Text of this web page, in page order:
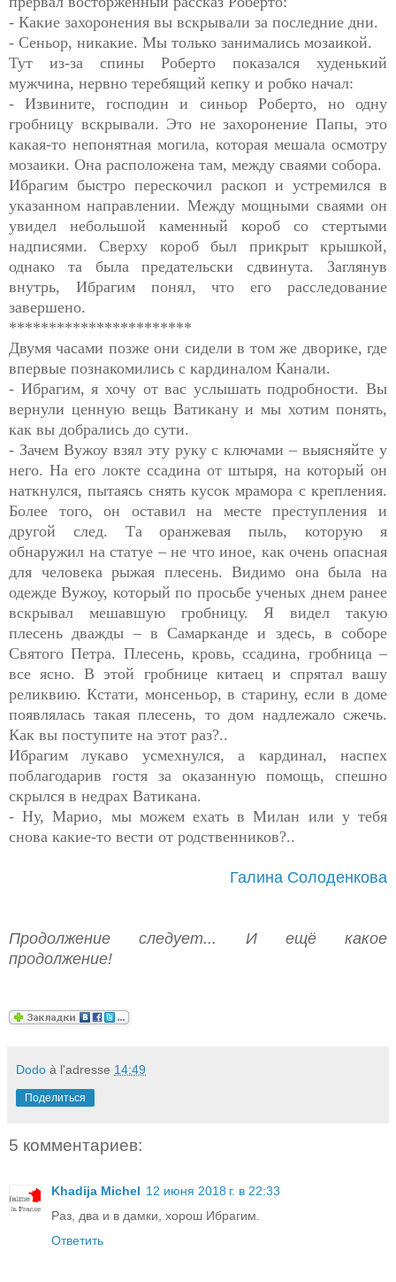
- Какие захоронения вы вскрывали за последние дни.
- Сеньор, никакие. Мы только занимались мозаикой.
Тут из-за спины Роберто показался худенький
мужчина, нервно теребящий кепку и робко начал:
- Извините, господин и синьор Роберто, но одну
гробницу вскрывали. Это не захоронение Папы, это
какая-то непонятная могила, которая мешала осмотру
мозаики. Она расположена там, между сваями собора.
Ибрагим быстро перескочил раскоп и устремился в
указанном направлении. Между мощными сваями он
увидел небольшой каменный короб со стертыми
надписями. Сверху короб был прикрыт крышкой,
однако та была предательски сдвинута. Заглянув
внутрь, Ибрагим понял, что его расследование
завершено.
***********************
Двумя часами позже они сидели в том же дворике, где
впервые познакомились с кардиналом Канали.
- Ибрагим, я хочу от вас услышать подробности. Вы
вернули ценную вещь Ватикану и мы хотим понять,
как вы добрались до сути.
- Зачем Вужоу взял эту руку с ключами – выясняйте у
него. На его локте ссадина от штыря, на который он
наткнулся, пытаясь снять кусок мрамора с крепления.
Более того, он оставил на месте преступления и
другой след. Та оранжевая пыль, которую я
обнаружил на статуе – не что иное, как очень опасная
для человека рыжая плесень. Видимо она была на
одежде Вужоу, который по просьбе ученых днем ранее
вскрывал мешавшую гробницу. Я видел такую
плесень дважды – в Самарканде и здесь, в соборе
Святого Петра. Плесень, кровь, ссадина, гробница –
все ясно. В этой гробнице китаец и спрятал вашу
реликвию. Кстати, монсеньор, в старину, если в доме
появлялась такая плесень, то дом надлежало сжечь.
Как вы поступите на этот раз?..
Ибрагим лукаво усмехнулся, а кардинал, наспех
поблагодарив гостя за оказанную помощь, спешно
скрылся в недрах Ватикана.
- Ну, Марио, мы можем ехать в Милан или у тебя
снова какие-то вести от родственников?..
Галина Солоденкова
Продолжение следует... И ещё какое
продолжение!
Dodo à l'adresse 14:49
Поделиться
5 комментариев:
Khadija Michel 12 июня 2018 г. в 22:33
Раз, два и в дамки, хорош Ибрагим.
Ответить